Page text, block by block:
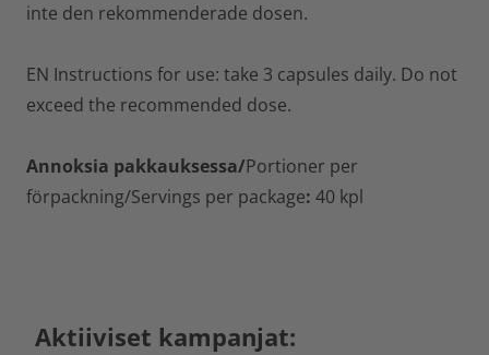
inte den rekommenderade dosen.
EN Instructions for use: take 3 capsules daily. Do not
exceed the recommended dose.
Annoksia pakkauksessa/Portioner per
förpackning/Servings per package: 40 kpl
Aktiiviset kampanjat: